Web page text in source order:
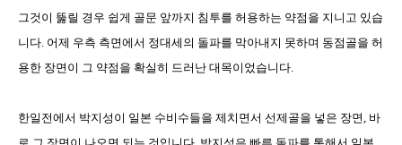
그것이 뚫릴 경우 쉽게 골문 앞까지 침투를 허용하는 약점을 지니고 있습
니다. 어제 우측 측면에서 정대세의 돌파를 막아내지 못하며 동점골을 허
용한 장면이 그 약점을 확실히 드러난 대목이었습니다.
한일전에서 박지성이 일본 수비수들을 제치면서 선제골을 넣은 장면, 바